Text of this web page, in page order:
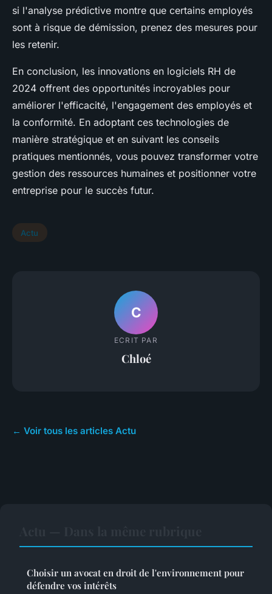
si l'analyse prédictive montre que certains employés
sont à risque de démission, prenez des mesures pour
les retenir.
En conclusion, les innovations en logiciels RH de
2024 offrent des opportunités incroyables pour
améliorer l'efficacité, l'engagement des employés et
la conformité. En adoptant ces technologies de
manière stratégique et en suivant les conseils
pratiques mentionnés, vous pouvez transformer votre
gestion des ressources humaines et positionner votre
entreprise pour le succès futur.
Actu
C
ECRIT PAR
Chloé
← Voir tous les articles Actu
Choisir un avocat en droit de l'environnement pour
défendre vos intérêts